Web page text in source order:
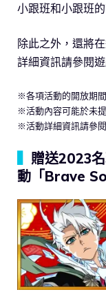
小跟班和小跟班
除此之外，還將
詳細資訊請參閱遊
※各項活動的開放期
※活動內容可能於未
※活動詳細資訊請參
贈送2023
動「Brave